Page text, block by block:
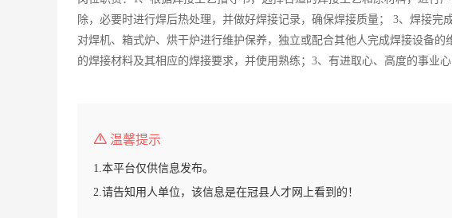
除，必要时进行焊后热处理，并做好焊接记录，确保焊接质量； 3、焊接
对焊机、箱式炉、烘干炉进行维护保养，独立或配合其他人完成焊接设备
的焊接材料及其相应的焊接要求，并使用熟练；3、有进取心、高度的事业
温馨提示
1.本平台仅供信息发布。
2.请告知用人单位，该信息是在冠县人才网上看到的！